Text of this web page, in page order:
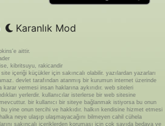
Karanlık Mod
aittir.
kibritsuyu, rakicandir
içeriği küçükler için sakıncalı olabilir. yazılardan yazarları
devlet tarafından atanmış bir kurumun internet üzerinde
vermesi insan haklarına aykırıdır. web siteleri
yerlerdir. kullanıcılar isterlerse bir web sitesine
bir kullanıcı bir siteye bağlanmak istiyorsa bu onun
yine onun tercihi ve hakkıdır. halkın kendisine hizmet etmesi
neye ulaşıp ulaşmayacağını bilmeyen cahil cühela
sakıncalı içeriklerden koruması için çok sayıda bedava ve